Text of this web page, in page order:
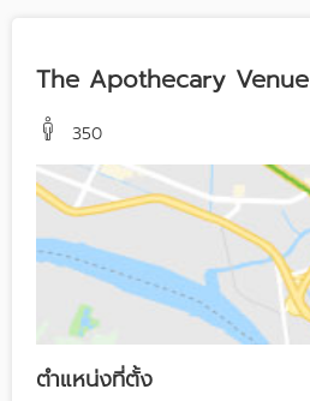
The Apothecary Venue
350
ตำแหน่งที่ตั้ง